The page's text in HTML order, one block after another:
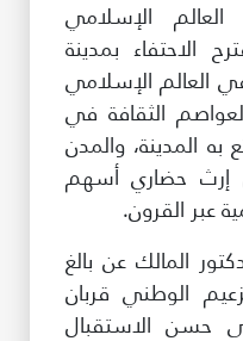
الإسلامي
الاحتفاء بمدينة
العالم الإسلامي
الثقافة في
به المدينة، والمدن
إرث حضاري أسهم
عبر القرون.
المالك عن بالغ
الوطني قربان
حسن الاستقبال